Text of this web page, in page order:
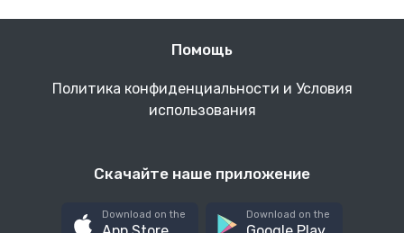
Помощь
Политика конфиденциальности и Условия
использования
Скачайте наше приложение
Download on the Download on the